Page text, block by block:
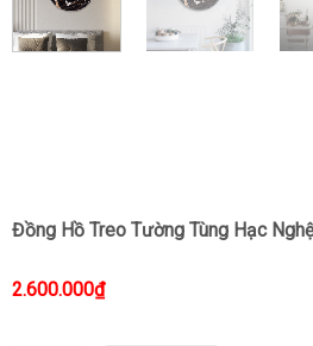
Đồng Hồ Treo Tường Tùng Hạc
2.600.000₫